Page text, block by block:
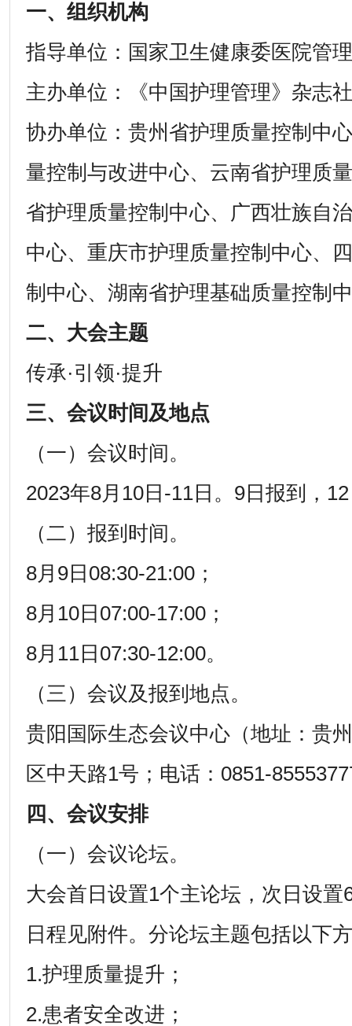
一、组织机构
指导单位：国家卫生健康委医院管
主办单位：《中国护理管理》杂志社
协办单位：贵州省护理质量控制中
量控制与改进中心、云南省护理质
省护理质量控制中心、广西壮族自
中心、重庆市护理质量控制中心、
制中心、湖南省护理基础质量控制
二、大会主题
传承·引领·提升
三、会议时间及地点
（一）会议时间。
2023年8月10日-11日。9日报到，
（二）报到时间。
8月9日08:30-21:00；
8月10日07:00-17:00；
8月11日07:30-12:00。
（三）会议及报到地点。
贵阳国际生态会议中心（地址：贵
区中天路1号；电话：0851-
四、会议安排
（一）会议论坛。
大会首日设置1个主论坛，次日设置
日程见附件。分论坛主题包括以下
1.护理质量提升；
2.患者安全改进；